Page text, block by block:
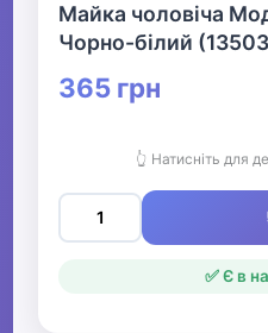
▶ Офіс, школа, книги
Майка чоловіча
Чорно-білий
365 грн
👆 Натисніть для
✅ Є в